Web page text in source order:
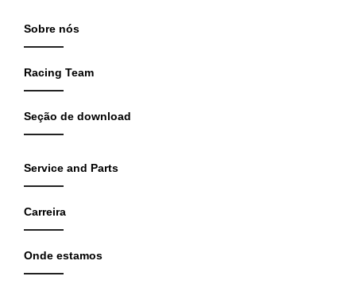
Sobre nós
Racing Team
Seção de download
Service and Parts
Carreira
Onde estamos